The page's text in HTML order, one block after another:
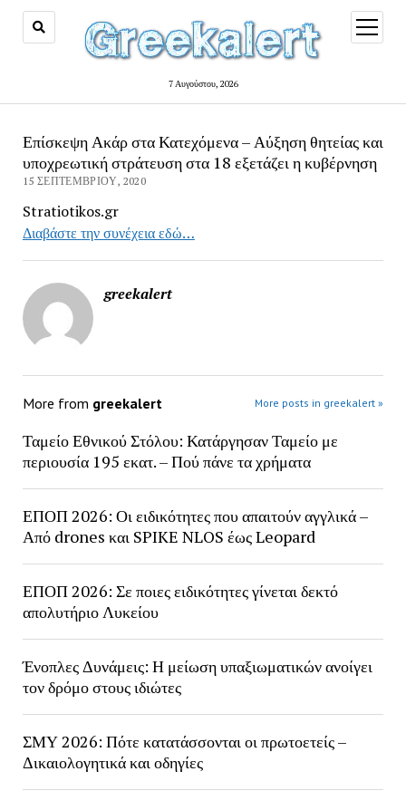
7 Αυγούστου, 2026
open
menu
Επίσκεψη Ακάρ στα Κατεχόμενα – Αύξηση θητείας και
υποχρεωτική στράτευση στα 18 εξετάζει η κυβέρνηση
15 ΣΕΠΤΕΜΒΡΊΟΥ, 2020
Stratiotikos.gr
Διαβάστε την συνέχεια εδώ…
greekalert
More from greekalert More posts in greekalert »
Ταμείο Εθνικού Στόλου: Κατάργησαν Ταμείο με
περιουσία 195 εκατ. – Πού πάνε τα χρήματα
ΕΠΟΠ 2026: Οι ειδικότητες που απαιτούν αγγλικά –
Από drones και SPIKE NLOS έως Leopard
ΕΠΟΠ 2026: Σε ποιες ειδικότητες γίνεται δεκτό
απολυτήριο Λυκείου
Ένοπλες Δυνάμεις: Η μείωση υπαξιωματικών ανοίγει
τον δρόμο στους ιδιώτες
ΣΜΥ 2026: Πότε κατατάσσονται οι πρωτοετείς –
Δικαιολογητικά και οδηγίες